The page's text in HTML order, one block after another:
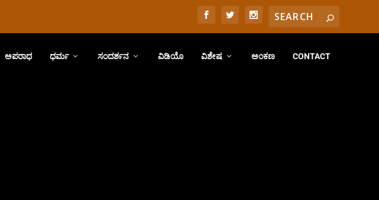
ಅಪರಾಧ ಧರ್ಮ ಸಂದರ್ಶನ ವಿಡಿಯೊ ವಿಶೇಷ ಅಂಕಣ CONTACT